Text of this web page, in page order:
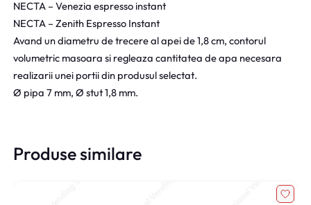
NECTA – Venezia espresso instant
NECTA – Zenith Espresso Instant
Avand un diametru de trecere al apei de 1,8 cm, contorul
volumetric masoara si regleaza cantitatea de apa necesara
realizarii unei portii din produsul selectat.
Ø pipa 7 mm, Ø stut 1,8 mm.
Produse similare